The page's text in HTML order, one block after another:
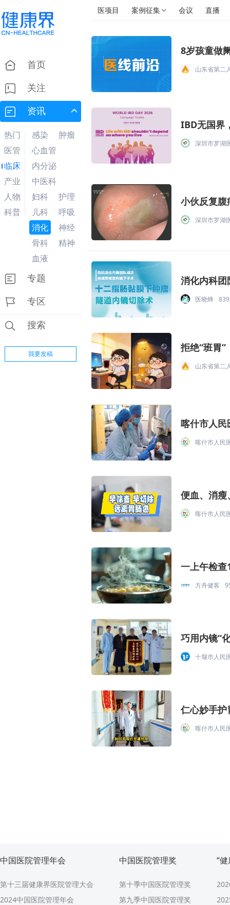
首页
关注
资讯
热门
医管
临床
产业
人物
科普
感染
肿瘤
心血管
内分泌
中医科
妇科
护理
儿科
呼吸
消化
神经
骨科
精神
血液
专题
专区
搜索
我要发稿
医项目 案例征集 会议 直播
8岁孩童做
山东省第二
IBD无国界
深圳市罗湖
小伙反复腹
深圳市罗湖
消化内科
医晓蜂
拒绝“班胃”
山东省第二
喀什市人民
喀什市人民
便血、消
喀什市人民
一上午检
方舟健客
巧用内镜“
十堰市人民
仁心妙手
喀什市人民
中国医院管理年会
第十三届健康界医院管理大会
2024中国医院管理年会
中国医院管理奖
第十季中国医院管理奖
第九季中国医院管理奖
“